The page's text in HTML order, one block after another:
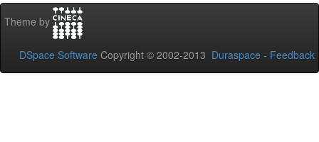
Theme by
DSpace Software Copyright © 2002-2013 Duraspace - Feedback